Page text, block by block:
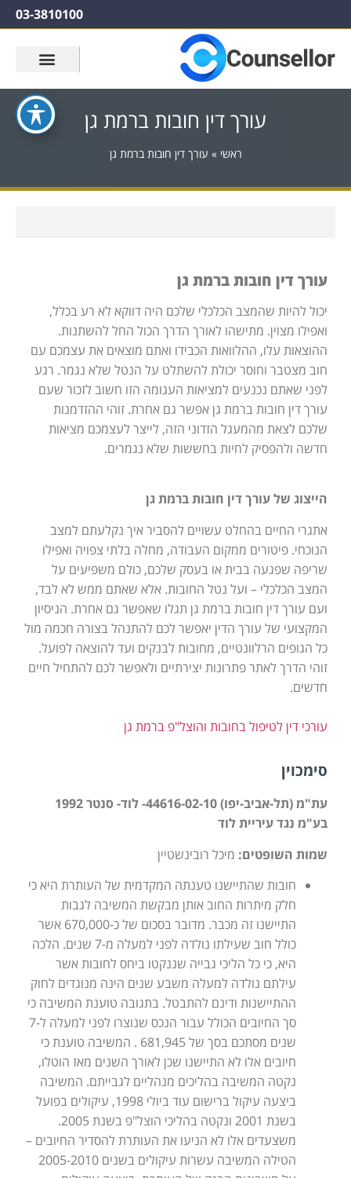
03-3810100
עורך דין חובות ברמת גן
ראשי » עורך דין חובות ברמת גן
עורך דין חובות ברמת גן
יכול להיות שהמצב הכלכלי שלכם היה דווקא לא רע בכלל,
ואפילו מצוין. מתישהו לאורך הדרך הכול החל להשתנות.
ההוצאות עלו, ההלוואות הכבידו ואתם מוצאים את עצמכם עם
חוב מצטבר וחוסר יכולת להשתלט על הנטל שלא נגמר. רגע
לפני שאתם נכנעים למציאות העגומה הזו חשוב לזכור שעם
עורך דין חובות ברמת גן אפשר גם אחרת. זוהי ההזדמנות
שלכם לצאת מהמעגל הזדוני הזה, לייצר לעצמכם מציאות
חדשה ולהפסיק לחיות בחששות שלא נגמרים.
הייצוג של עורך דין חובות ברמת גן
אתגרי החיים בהחלט עשויים להסביר איך נקלעתם למצב
הנוכחי. פיטורים ממקום העבודה, מחלה בלתי צפויה ואפילו
שריפה שפגעה בבית או בעסק שלכם, כולם משפיעים על
המצב הכלכלי – ועל נטל החובות. אלא שאתם ממש לא לבד,
ועם עורך דין חובות ברמת גן תגלו שאפשר גם אחרת. הניסיון
המקצועי של עורך הדין יאפשר לכם להתנהל בצורה חכמה מול
כל הגופים הרלוונטיים, מחובות לבנקים ועד להוצאה לפועל.
זוהי הדרך לאתר פתרונות יצירתיים ולאפשר לכם להתחיל חיים
חדשים.
עורכי דין לטיפול בחובות והוצל"פ ברמת גן
סימכוין
עת"מ (תל-אביב-יפו) 44616-02-10- לוד- סנטר 1992
בע"מ נגד עיריית לוד
שמות השופטים: מיכל רובינשטיין
חובות שהתיישנו טענתה המקדמית של העותרת היא כי
חלק מיתרות החוב אותן מבקשת המשיבה לגבות
התיישנו זה מכבר. מדובר בסכום של כ-670,000 אשר
כולל חוב שעילתו נולדה לפני למעלה מ-7 שנים. הלכה
היא, כי כל הליכי גבייה שננקטו ביחס לחובות אשר
עילתם נולדה למעלה משבע שנים הינה מנוגדים לחוק
ההתיישנות ודינם להתבטל. בתגובה טוענת המשיבה כי
סך החיובים הכולל עבור הנכס שנוצרו לפני למעלה ל-7
שנים מסתכם בסך של 681,945 . המשיבה טוענת כי
חיובים אלו לא התיישנו שכן לאורך השנים מאז הוטלו,
נקטה המשיבה בהליכים מנהליים לגבייתם. המשיבה
ביצעה עיקול ברישום עוד ביולי 1998, עיקולים בפועל
בשנת 2001 ונקטה בהליכי הוצל"פ בשנת 2005.
משצעדים אלו לא הניעו את העותרת להסדיר החיובים –
הטילה המשיבה עשרות עיקולים בשנים 2005-2010